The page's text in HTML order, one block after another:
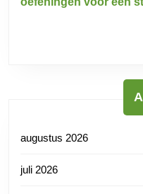
augustus 2026
juli 2026